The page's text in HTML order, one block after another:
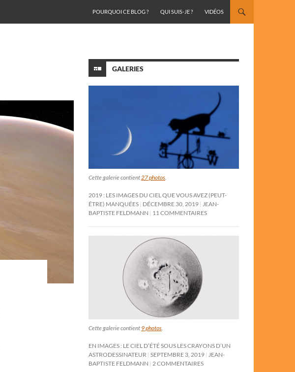
POURQUOI CE BLOG ?
QUI SUIS-JE ? VIDÉOS
GALERIES
Cette galerie contient27 photos.
2019 : LES IMAGES DU CIEL QUE VOUS AVEZ (PEUT-
ÊTRE) MANQUÉES DÉCEMBRE 30, 2019 JEAN-
BAPTISTE FELDMANN
11 COMMENTAIRES
Cette galerie contient 9 photos
EN IMAGES : LE CIEL D’ÉTÉ SOUS LES CRAYONS D’UN
ASTRODESSINATEUR SEPTEMBRE 3, 2019
JEAN-
BAPTISTE FELDMANN
2 COMMENTAIRES